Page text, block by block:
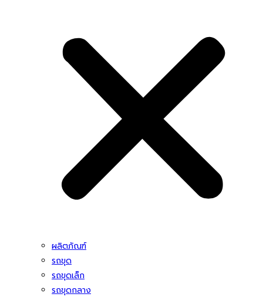
ผลิตภัณฑ์
รถขุด
รถขุดเล็ก
รถขุดกลาง